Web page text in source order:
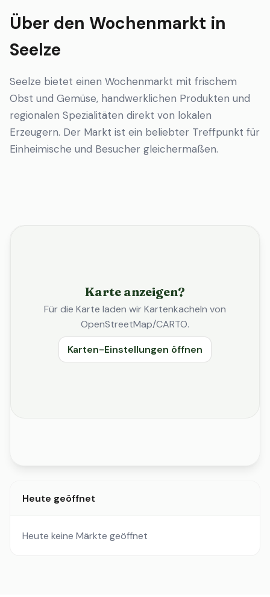
Über den Wochenmarkt in
Seelze
Seelze bietet einen Wochenmarkt mit frischem
Obst und Gemüse, handwerklichen Produkten und
regionalen Spezialitäten direkt von lokalen
Erzeugern. Der Markt ist ein beliebter Treffpunkt für
Einheimische und Besucher gleichermaßen.
Karte anzeigen?
Für die Karte laden wir Kartenkacheln von
OpenStreetMap/CARTO.
Karten-Einstellungen öffnen
Heute geöffnet
Heute keine Märkte geöffnet